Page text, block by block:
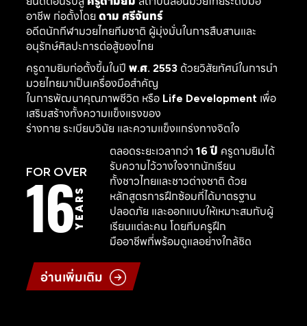
อาชีพ ก่อตั้งโดย ดาม ศรีจันทร์
อดีตนักกีฬามวยไทยทีมชาติ ผู้มุ่งมั่นในการสืบสานและ
อนุรักษ์ศิลปะการต่อสู้ของไทย
ครูดามยิมก่อตั้งขึ้นในปี พ.ศ. 2553ด้วยวิสัยทัศน์ในการนำ
มวยไทยมาเป็นเครื่องมือสำคัญ
ในการพัฒนาคุณภาพชีวิต หรือ Life Developmentเพื่อ
เสริมสร้างทั้งความแข็งแรงของ
ร่างกาย ระเบียบวินัย และความแข็งแกร่งทางจิตใจ
FOR OVER
16YEARS
ตลอดระยะเวลากว่า 16 ปี ครูดามยิมได้
รับความไว้วางใจจากนักเรียน
ทั้งชาวไทยและชาวต่างชาติ ด้วย
หลักสูตรการฝึกซ้อมที่ได้มาตรฐาน
ปลอดภัย และออกแบบให้เหมาะสมกับผู้
เรียนแต่ละคน โดยทีมครูฝึก
มืออาชีพที่พร้อมดูแลอย่างใกล้ชิด
อ่านเพิ่มเติม